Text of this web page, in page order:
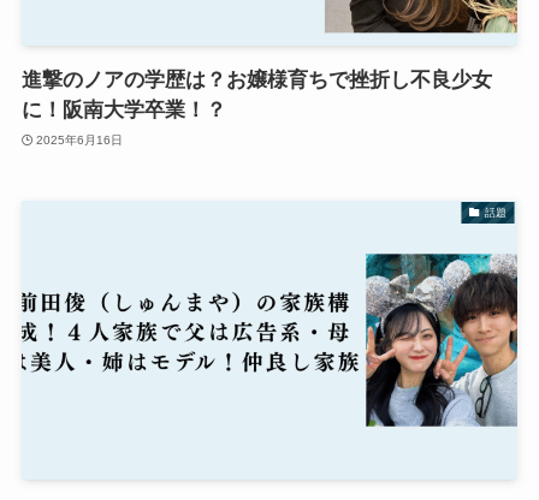
進撃のノアの学歴は？お嬢様育ちで挫折し不良少女
に！阪南大学卒業！？
2025年6月16日
話題